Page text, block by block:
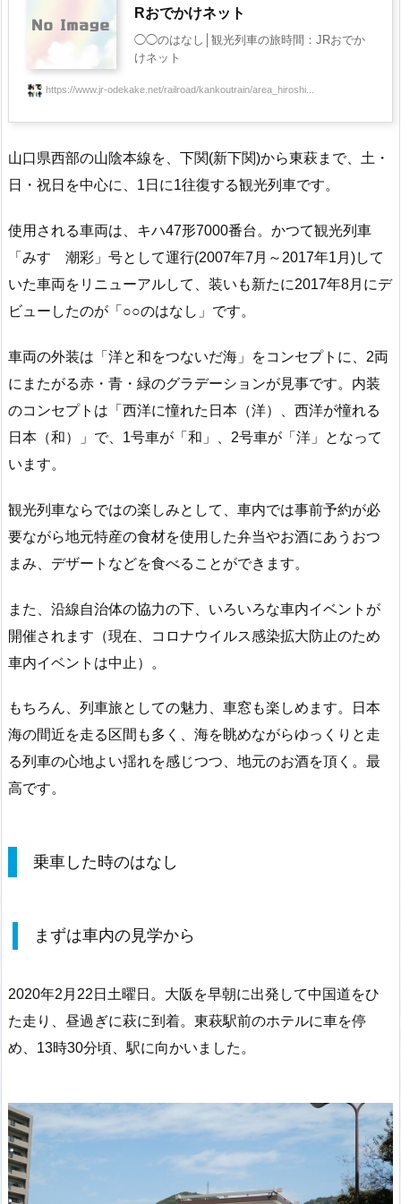
Rおでかけネット
◯◯のはなし│観光列車の旅時間：JRおでか
けネット
https://www.jr-odekake.net/railroad/kankoutrain/area_hiroshi...
山口県西部の山陰本線を、下関(新下関)から東萩まで、土・
日・祝日を中心に、1日に1往復する観光列車です。
使用される車両は、キハ47形7000番台。かつて観光列車
「みすゞ潮彩」号として運行(2007年7月～2017年1月)して
いた車両をリニューアルして、装いも新たに2017年8月にデ
ビューしたのが「○○のはなし」です。
車両の外装は「洋と和をつないだ海」をコンセプトに、2両
にまたがる赤・青・緑のグラデーションが見事です。内装
のコンセプトは「西洋に憧れた日本（洋）、西洋が憧れる
日本（和）」で、1号車が「和」、2号車が「洋」となって
います。
観光列車ならではの楽しみとして、車内では事前予約が必
要ながら地元特産の食材を使用した弁当やお酒にあうおつ
まみ、デザートなどを食べることができます。
また、沿線自治体の協力の下、いろいろな車内イベントが
開催されます（現在、コロナウイルス感染拡大防止のため
車内イベントは中止）。
もちろん、列車旅としての魅力、車窓も楽しめます。日本
海の間近を走る区間も多く、海を眺めながらゆっくりと走
る列車の心地よい揺れを感じつつ、地元のお酒を頂く。最
高です。
乗車した時のはなし
まずは車内の見学から
2020年2月22日土曜日。大阪を早朝に出発して中国道をひ
た走り、昼過ぎに萩に到着。東萩駅前のホテルに車を停
め、13時30分頃、駅に向かいました。